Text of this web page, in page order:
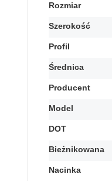
Rozmiar
Szerokość
Profil
Średnica
Producent
Model
DOT
Bieżnikowana
Nacinka